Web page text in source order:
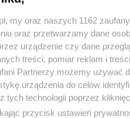
2892, wyświetleń: 6524
my oraz naszych 1162
oraz przetwarzamy dane
urządzenie czy dane
treści, pomiar reklam i
Partnerzy możemy używać
urządzenia do celów
tych technologii poprzez
przycisk ustawień